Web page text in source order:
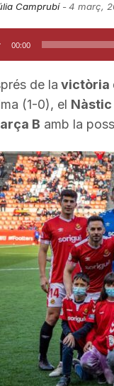
t
t
d
e
T
a
r
Camprubí- 4 març,
00:00
de la victòria
(1-0), el
B amb la